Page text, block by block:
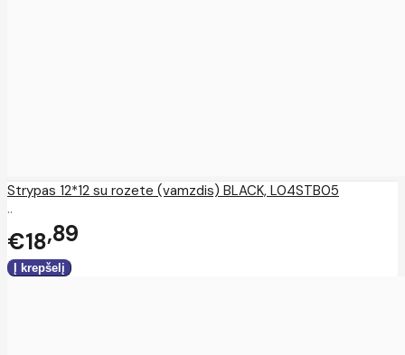
Strypas 12*12 su rozete (vamzdis) BLACK, L04STB05
..
€18 89